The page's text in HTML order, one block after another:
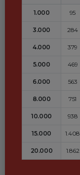
1.000 95
3.000 284
4.000 379
5.000 469
6.000 563
8.000 751
10.000 938
15.000 1.408
20.000 1.862